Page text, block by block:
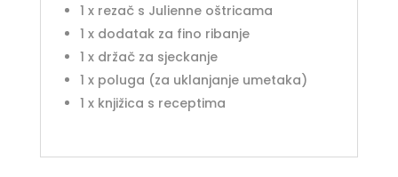
1 x rezač s Julienne oštricama
1 x dodatak za fino ribanje
1 x držač za sjeckanje
1 x poluga (za uklanjanje umetaka)
1 x knjižica s receptima